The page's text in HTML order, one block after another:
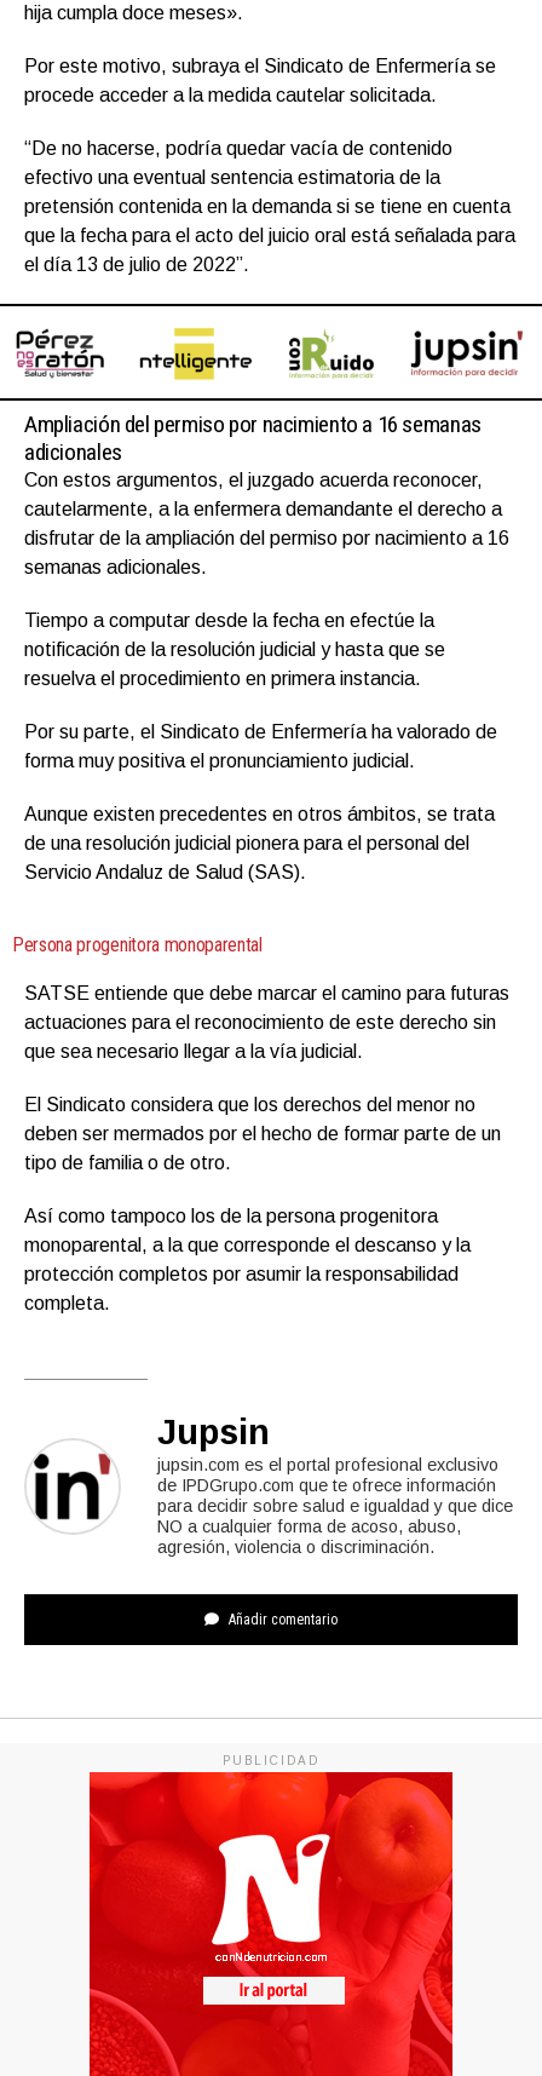
hija cumpla doce meses».
Por este motivo, subraya el Sindicato de Enfermería se
procede acceder a la medida cautelar solicitada.
“De no hacerse, podría quedar vacía de contenido
efectivo una eventual sentencia estimatoria de la
pretensión contenida en la demanda si se tiene en cuenta
que la fecha para el acto del juicio oral está señalada para
el día 13 de julio de 2022”.
Ampliación del permiso por nacimiento a 16 semanas
adicionales
Con estos argumentos, el juzgado acuerda reconocer,
cautelarmente, a la enfermera demandante el derecho a
disfrutar de la ampliación del permiso por nacimiento a 16
semanas adicionales.
Tiempo a computar desde la fecha en efectúe la
notificación de la resolución judicial y hasta que se
resuelva el procedimiento en primera instancia.
Por su parte, el Sindicato de Enfermería ha valorado de
forma muy positiva el pronunciamiento judicial.
Aunque existen precedentes en otros ámbitos, se trata
de una resolución judicial pionera para el personal del
Servicio Andaluz de Salud (SAS).
Persona progenitora monoparental
SATSE entiende que debe marcar el camino para futuras
actuaciones para el reconocimiento de este derecho sin
que sea necesario llegar a la vía judicial.
El Sindicato considera que los derechos del menor no
deben ser mermados por el hecho de formar parte de un
tipo de familia o de otro.
Así como tampoco los de la persona progenitora
monoparental, a la que corresponde el descanso y la
protección completos por asumir la responsabilidad
completa.
Jupsin
jupsin.com es el portal profesional exclusivo
de IPDGrupo.com que te ofrece información
para decidir sobre salud e igualdad y que dice
NO a cualquier forma de acoso, abuso,
agresión, violencia o discriminación.
Añadir comentario
PUBLICIDAD